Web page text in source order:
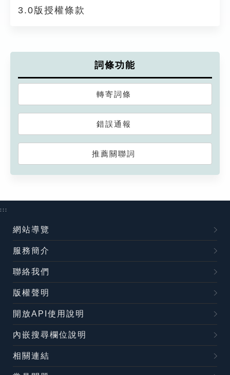
3.0版授權條款
詞條功能
轉寄詞條
錯誤通報
推薦關聯詞
:::
網站導覽
服務簡介
聯絡我們
版權聲明
開放API使用說明
內嵌搜尋欄位說明
相關連結